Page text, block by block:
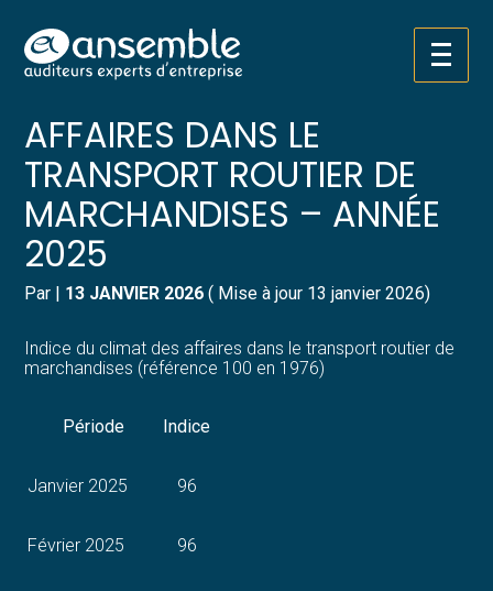
Aller
au
Créer et reprendre une activité
Gérer votre quotidien
Piloter votre entreprise
Développer votre entreprise
Construire votre patrimoine
Structurer votre croissance
Pilotez votre gestion
Suivre votre comptabilité
Gérer vos ressources humaines
Dématérialiser vos documents
INDICE DU CLIMAT DES
AFFAIRES DANS LE
TRANSPORT ROUTIER DE
MARCHANDISES – ANNÉE
2025
Par | 13 JANVIER 2026 ( Mise à jour 13 janvier 2026)
Indice du climat des affaires dans le transport routier de
marchandises (référence 100 en 1976)
Période Indice
Janvier 2025 96
Février 2025 96